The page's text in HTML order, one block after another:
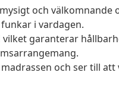
och välkomnande
i vardagen.
garanterar
och ser till